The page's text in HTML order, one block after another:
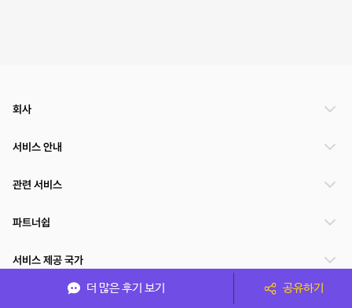
더 많은 후기 보기 공유하기
회사
서비스 안내
관련 서비스
파트너쉽
서비스 제공 국가